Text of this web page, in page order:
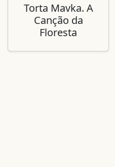
Torta Mavka. A
Canção da
Floresta